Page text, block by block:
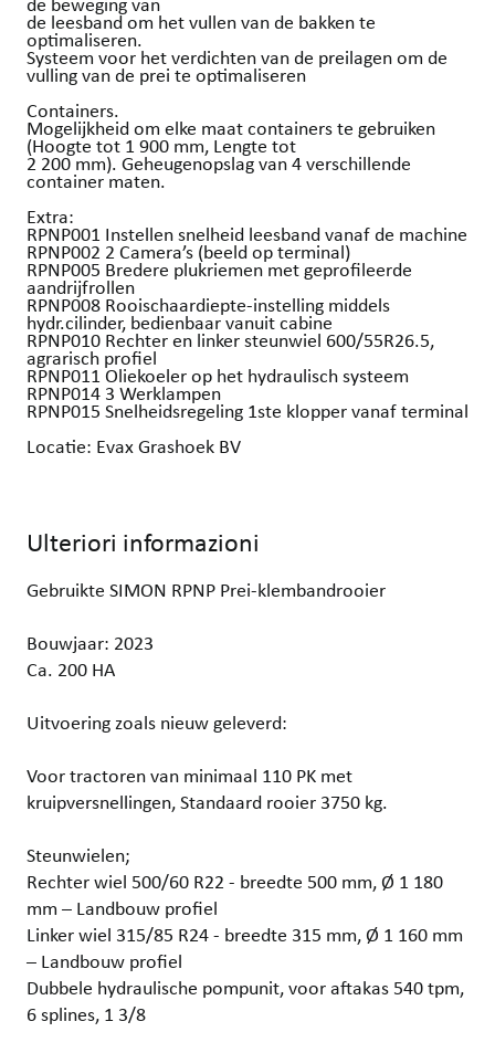
de leesband om het vullen van de bakken te
optimaliseren.
Systeem voor het verdichten van de preilagen om de
vulling van de prei te optimaliseren
Containers.
Mogelijkheid om elke maat containers te gebruiken
(Hoogte tot 1 900 mm, Lengte tot
2 200 mm). Geheugenopslag van 4 verschillende
container maten.
Extra:
RPNP001 Instellen snelheid leesband vanaf de machine
RPNP002 2 Camera’s (beeld op terminal)
RPNP005 Bredere plukriemen met geprofileerde
aandrijfrollen
RPNP008 Rooischaardiepte-instelling middels
hydr.cilinder, bedienbaar vanuit cabine
RPNP010 Rechter en linker steunwiel 600/55R26.5,
agrarisch profiel
RPNP011 Oliekoeler op het hydraulisch systeem
RPNP014 3 Werklampen
RPNP015 Snelheidsregeling 1ste klopper vanaf terminal
Locatie: Evax Grashoek BV
Ulteriori informazioni
Gebruikte SIMON RPNP Prei-klembandrooier
Bouwjaar: 2023
Ca. 200 HA
Uitvoering zoals nieuw geleverd:
Voor tractoren van minimaal 110 PK met
kruipversnellingen, Standaard rooier 3750 kg.
Steunwielen;
Rechter wiel 500/60 R22 - breedte 500 mm, Ø 1 180
mm – Landbouw profiel
Linker wiel 315/85 R24 - breedte 315 mm, Ø 1 160 mm
– Landbouw profiel
Dubbele hydraulische pompunit, voor aftakas 540 tpm,
6 splines, 1 3/8